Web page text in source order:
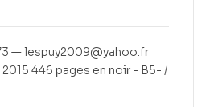
— lespuy2009@yahoo.fr
446 pages en noir - B5- /